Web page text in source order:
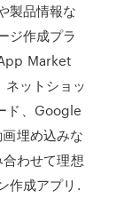
製品情報な
ジ作成プラ
Market
ットショッ
ド、Google
埋め込みな
わせて理想
作成アプリ.